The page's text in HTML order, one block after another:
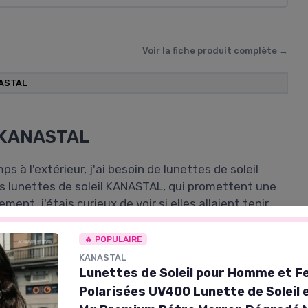
Voir la fiche produit complète →
à l'extérieur, j'ai besoin de lunettes de soleil
de soleil KANASTAL, qui promettent une
j'étais curieux de voir si elles allaient tenir
Elles sont livrées avec un étui, un chiffon de
C'est le genre de petits extras qui donnent
🔥 POPULAIRE
KANASTAL
Lunettes de Soleil pour Homme et
Polarisées UV400 Lunette de Soleil